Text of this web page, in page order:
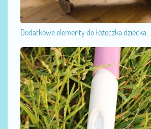
Dodatkowe elementy do łóżeczka dziecka...